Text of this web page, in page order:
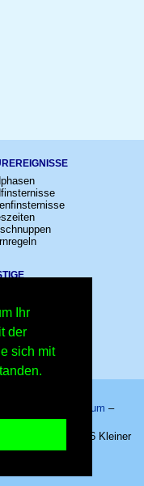
Ihr
der
sich mit
Impressum –
– Copyright © 2026 Kleiner